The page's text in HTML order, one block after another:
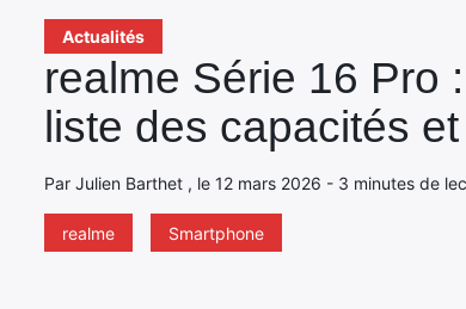
Actualités
realme Série 16 Pro
liste des capacités
Par Julien Barthet , le 12 mars 2026 - 3 minutes de
realme Smartphone